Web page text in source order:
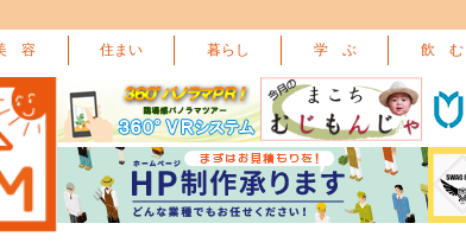
容 住まい 暮らし 学 ぶ 飲 む